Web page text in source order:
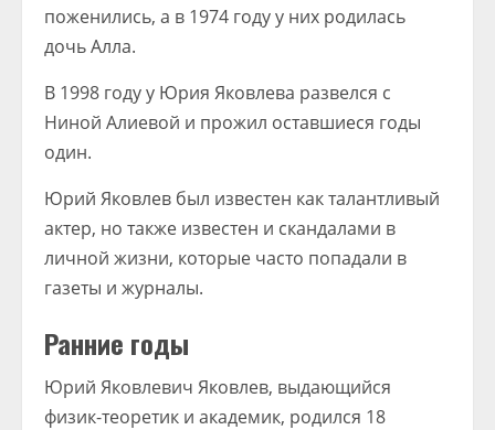
поженились, а в 1974 году у них родилась
дочь Алла.
В 1998 году у Юрия Яковлева развелся с
Ниной Алиевой и прожил оставшиеся годы
один.
Юрий Яковлев был известен как талантливый
актер, но также известен и скандалами в
личной жизни, которые часто попадали в
газеты и журналы.
Ранние годы
Юрий Яковлевич Яковлев, выдающийся
физик-теоретик и академик, родился 18